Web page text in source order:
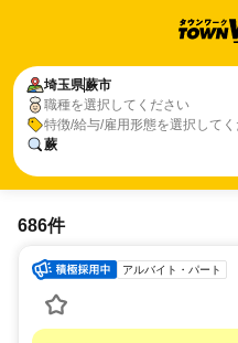
埼玉県蕨市
職種を選択してください
特徴/給与/雇用形態を選択して
蕨
686件
アルバイト・パート